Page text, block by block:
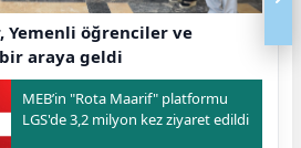
Yemenli öğrenciler ve
araya geldi
MEB’in "Rota Maarif" platformu
LGS'de 3,2 milyon kez ziyaret edildi